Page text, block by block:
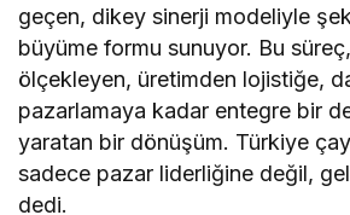
geçen, dikey sinerji modeliyle
büyüme formu sunuyor. Bu süreç,
ölçekleyen, üretimden lojistiğe,
pazarlamaya kadar entegre bir
yaratan bir dönüşüm. Türkiye
sadece pazar liderliğine değil,
dedi.